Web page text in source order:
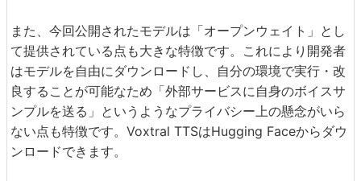
また、今回公開されたモデルは「オープンウェイト」とし
て提供されている点も大きな特徴です。これにより開発者
はモデルを自由にダウンロードし、自分の環境で実行・改
良することが可能なため「外部サービスに自身のボイスサ
ンプルを送る」というようなプライバシー上の懸念がいら
ない点も特徴です。Voxtral TTSはHugging Faceからダウ
ンロードできます。